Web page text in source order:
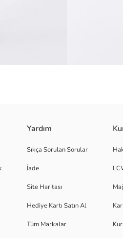
kısa kollu kadın elbise, şıklığı ve
Yardım
Sıkça Sorulan Sorular
İade
Site Haritası
Hediye Kartı Satın Al
Tüm Markalar